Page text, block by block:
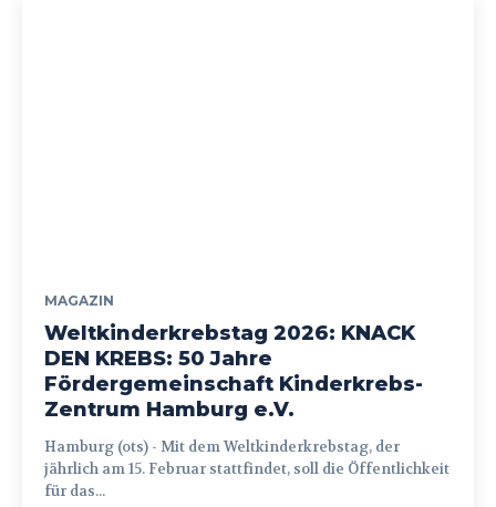
MAGAZIN
Weltkinderkrebstag 2026: KNACK
DEN KREBS: 50 Jahre
Fördergemeinschaft Kinderkrebs-
Zentrum Hamburg e.V.
Hamburg (ots) - Mit dem Weltkinderkrebstag, der
jährlich am 15. Februar stattfindet, soll die Öffentlichkeit
für das...